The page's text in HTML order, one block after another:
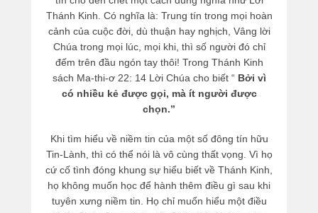
Thánh Kinh. Có nghĩa là: Trung tín trong mọi hoàn
cảnh của cuộc đời, dù thuận hay nghịch, Vâng lời
Chúa trong mọi lúc, mọi khi, thì số người đó chỉ
đếm trên đầu ngón tay thôi! Trong Thánh Kinh
sách Ma-thi-ơ 22: 14 Lời Chúa cho biết “ Bởi vì
có nhiều kẻ được gọi, mà ít người được
chọn.”
Khi tìm hiểu về niềm tin của một số đông tín hữu
Tin-Lành, thì có thể nói là vô cùng thất vọng. Vì họ
cứ cố tình đóng khung sự hiểu biết về Thánh Kinh,
họ không muốn học để hành thêm điều gì sau khi
tuyên xưng niềm tin. Họ chỉ muốn hiểu một điều